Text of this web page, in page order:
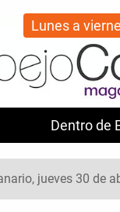
Dentro de
Lunes a
jueves 30 de